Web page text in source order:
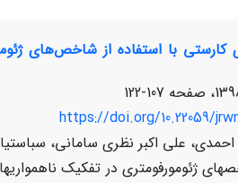
کارستی با استفاده از شاخص‌های
107-122
https://doi.org/10.22059/
علی اکبر نظری سامانی،
ژئومورفومتری در تفکیک